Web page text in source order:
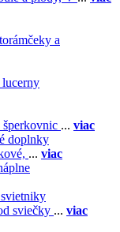
a
lucerny
... viac
doplnky
... viac
sviečky ... viac